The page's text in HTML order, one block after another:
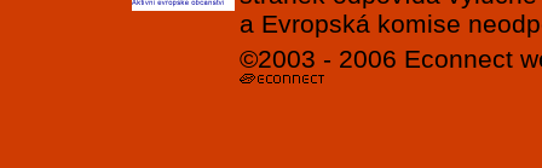
a Evropská komise
©2003 - 2006 Econnect